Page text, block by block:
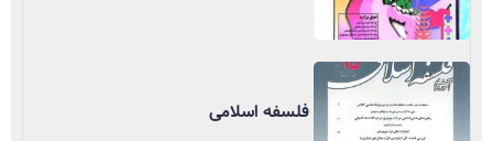
فلسفه اسلامی